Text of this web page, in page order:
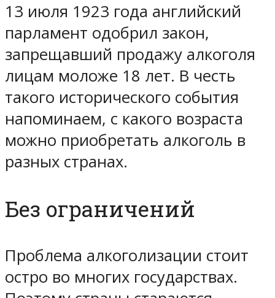
13 июля 1923 года английский
парламент одобрил закон,
запрещавший продажу алкоголя
лицам моложе 18 лет. В честь
такого исторического события
напоминаем, с какого возраста
можно приобретать алкоголь в
разных странах.
Без ограничений
Проблема алкоголизации стоит
остро во многих государствах.